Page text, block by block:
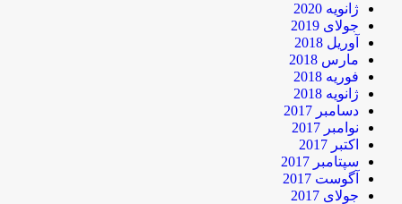
ژانویه 2020
جولای 2019
آوریل 2018
مارس 2018
فوریه 2018
ژانویه 2018
دسامبر 2017
نوامبر 2017
اکتبر 2017
سپتامبر 2017
آگوست 2017
جولای 2017